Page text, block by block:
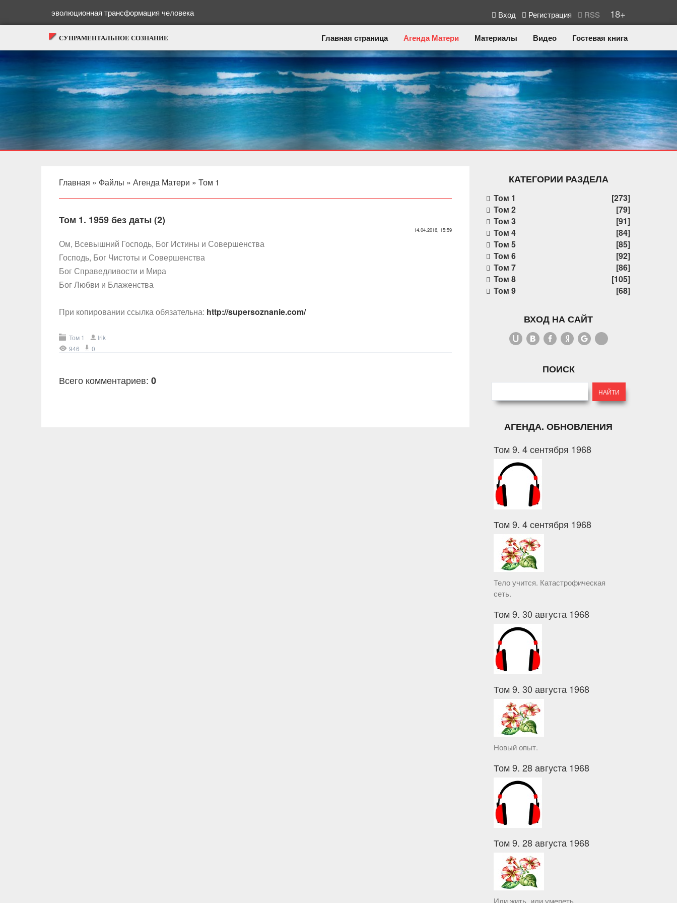
эволюционная трансформация человека Вход Регистрация RSS 18+
СУПРАМЕНТАЛЬНОЕ СОЗНАНИЕ Главная страница Агенда Матери Материалы Видео Гостевая книга
Главная » Файлы » Агенда Матери » Том 1
Том 1. 1959 без даты (2)
14.04.2016, 15:59
Ом, Всевышний Господь, Бог Истины и Совершенства
Господь, Бог Чистоты и Совершенства
Бог Справедливости и Мира
Бог Любви и Блаженства
При копировании ссылка обязательна: http://supersoznanie.com/
Том 1
Irik
946
0
Всего комментариев: 0
КАТЕГОРИИ РАЗДЕЛА
Том 1
[273]
Том 2
[79]
Том 3
[91]
Том 4
[84]
Том 5
[85]
Том 6
[92]
Том 7
[86]
Том 8
[105]
Том 9
[68]
ВХОД НА САЙТ
ПОИСК
АГЕНДА. ОБНОВЛЕНИЯ
Том 9. 4 сентября 1968
Том 9. 4 сентября 1968
Тело учится. Катастрофическая
сеть.
Том 9. 30 августа 1968
Том 9. 30 августа 1968
Новый опыт.
Том 9. 28 августа 1968
Том 9. 28 августа 1968
Или жить, или умереть.